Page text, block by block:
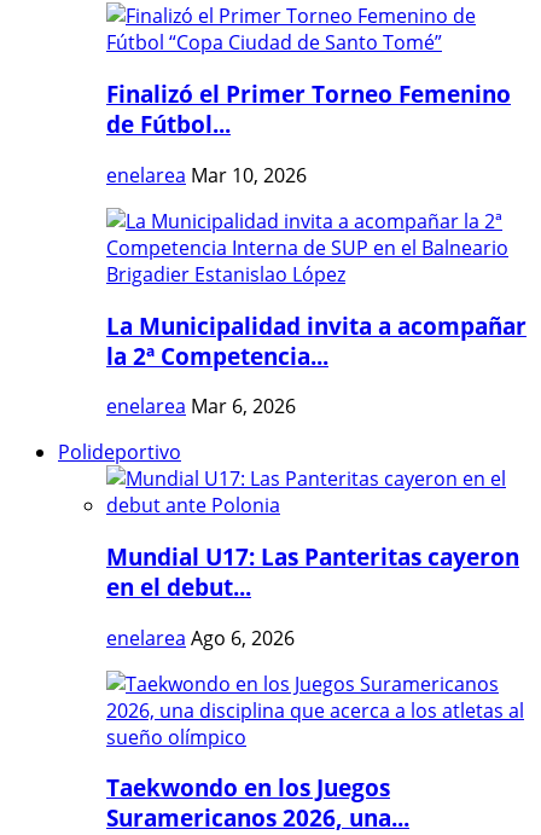
Finalizó el Primer Torneo Femenino
de Fútbol...
enelarea Mar 10, 2026
La Municipalidad invita a acompañar
la 2ª Competencia...
enelarea Mar 6, 2026
Polideportivo
Mundial U17: Las Panteritas cayeron
en el debut...
enelarea Ago 6, 2026
Taekwondo en los Juegos
Suramericanos 2026, una...